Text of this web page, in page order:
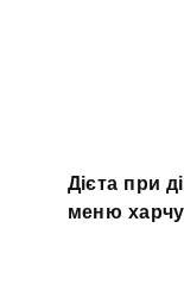
Дієта при
меню